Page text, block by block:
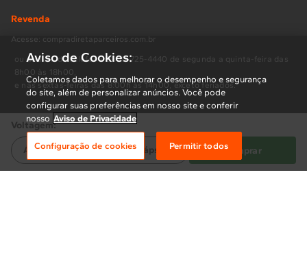
Voltagem:
Água de Coco - Kit com 10 cápsulas Comprar
Revenda
Acesse: compradiretaparceiros.com.br
ou através do telefone 0800-725-4440 de segunda a quinta-feira das
8h00 às 18h00,
e nas sextas-feiras das 8:00h às 14h00, exceto feriados.
Políticas
Termos de Uso
Aviso de Privacidade
Aviso de Cookies:
Coletamos dados para melhorar o desempenho e segurança
do site, além de personalizar anúncios. Você pode
configurar suas preferências em nosso site e conferir
nosso Aviso de Privacidade
Configuração de cookies Permitir todos